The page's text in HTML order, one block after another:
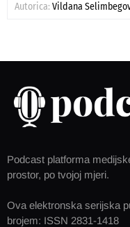
Autorica: Vildana
Podcast platforma
prostor, po tvojoj mjeri.
Ova elektronska serijska
brojem: ISSN 2831-1418